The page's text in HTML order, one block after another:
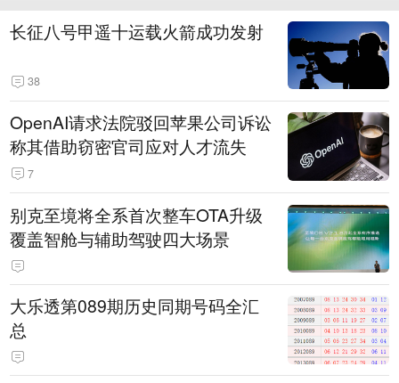
长征八号甲遥十运载火箭成功发射
38
OpenAI请求法院驳回苹果公司诉讼
称其借助窃密官司应对人才流失
7
别克至境将全系首次整车OTA升级
覆盖智舱与辅助驾驶四大场景
大乐透第089期历史同期号码全汇
总